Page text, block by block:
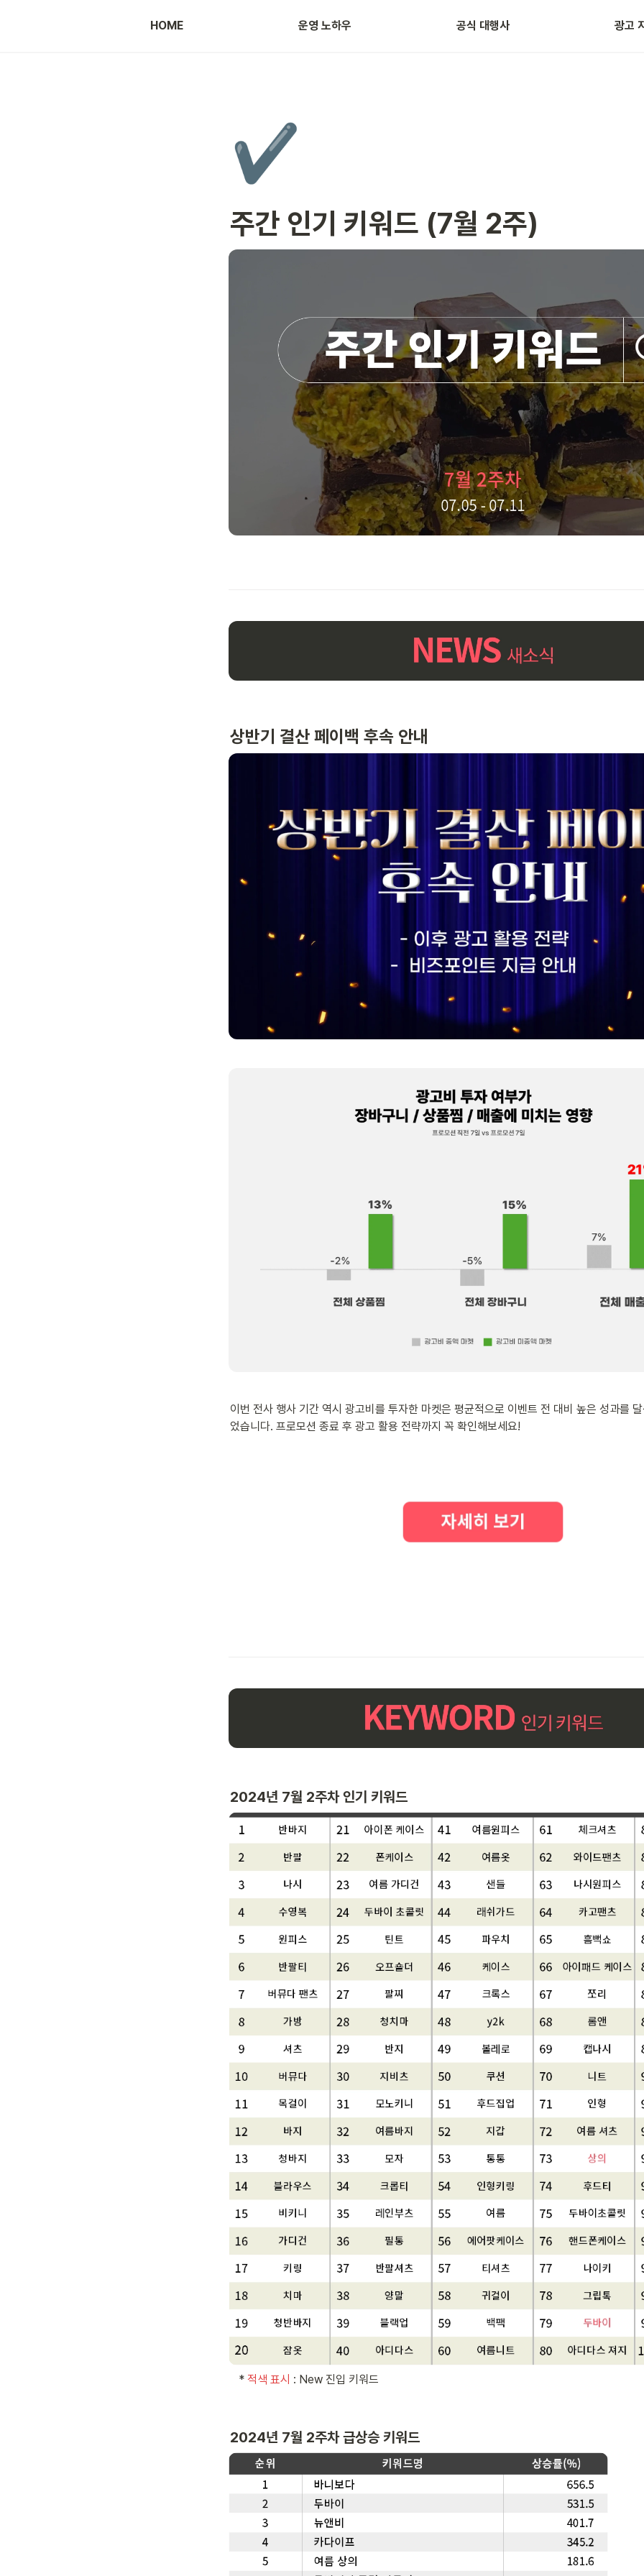
HOME 운영 노하우 공식 대행사 광고
광고 등록 방법 자주 묻는 질문 광고 용
✔️
주간 인기 키워드 (7월 2주)
상반기 결산 페이백 후속 안내
이번 전사 행사 기간 역시 광고비를 투자한 마켓은 평균적으로 이벤트 전 대비 높은 성과를
었습니다. 프로모션 종료 후 광고 활용 전략까지 꼭 확인해보세요!
2024년 7월 2주차 인기 키워드
   *
적색 표시 : New 진입 키워드
2024년 7월 2주차 급상승 키워드